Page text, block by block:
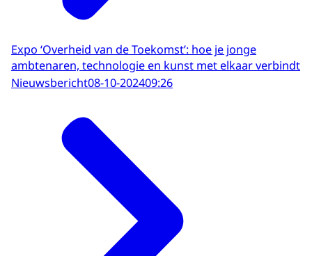
Expo ‘Overheid van de Toekomst’: hoe je jonge
ambtenaren, technologie en kunst met elkaar verbindt
Nieuwsbericht08-10-202409:26